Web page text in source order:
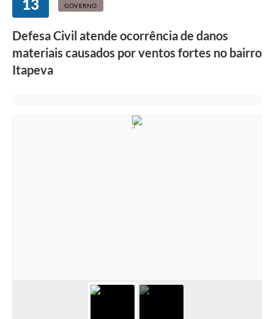
Transparência
Selo Verde
Compra Direta
Pesquisa Dificuldades no Licenciamento de Empresas
Uso de Internet e Recursos de Informática
13 GOVERNO
Defesa Civil atende ocorrência de danos
materiais causados por ventos fortes no bairro
Itapeva